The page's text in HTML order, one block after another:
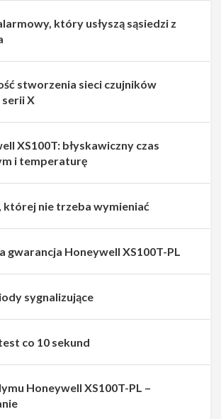
Udostępnij
który usłyszą sąsiedzi z
stworzenia sieci czujników
X
XS100T: błyskawiczny czas
i temperaturę
której nie trzeba wymieniać
gwarancja Honeywell XS100T-PL
sygnalizujące
co 10 sekund
Honeywell XS100T-PL –